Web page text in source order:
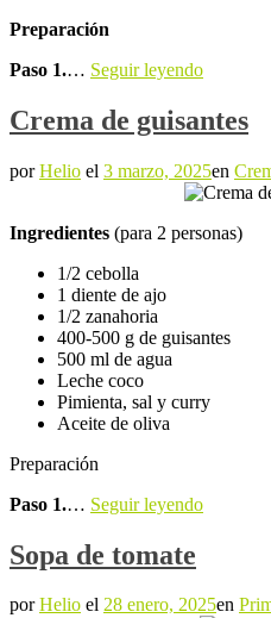
Preparación
Paso 1.… Seguir leyendo
Crema de guisantes
porHelio el 3 marzo, 2025en
Ingredientes (para 2 personas)
1/2 cebolla
1 diente de ajo
1/2 zanahoria
400-500 g de guisantes
500 ml de agua
Leche coco
Pimienta, sal y curry
Aceite de oliva
Preparación
Paso 1.… Seguir leyendo
Sopa de tomate
porHelio el 28 enero, 2025en